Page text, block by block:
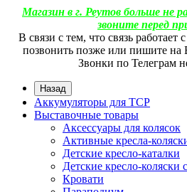
Магазин в г. Реутов больше не
звоните перед
В связи с тем, что связь работает
позвонить позже или пишите
Звонки по Телеграм
Назад
Аккумуляторы для ТСР
Выставочные товары
Аксессуары для колясок
Активные кресла-
Детские кресло-каталки
Детские кресло-коляски
Кровати